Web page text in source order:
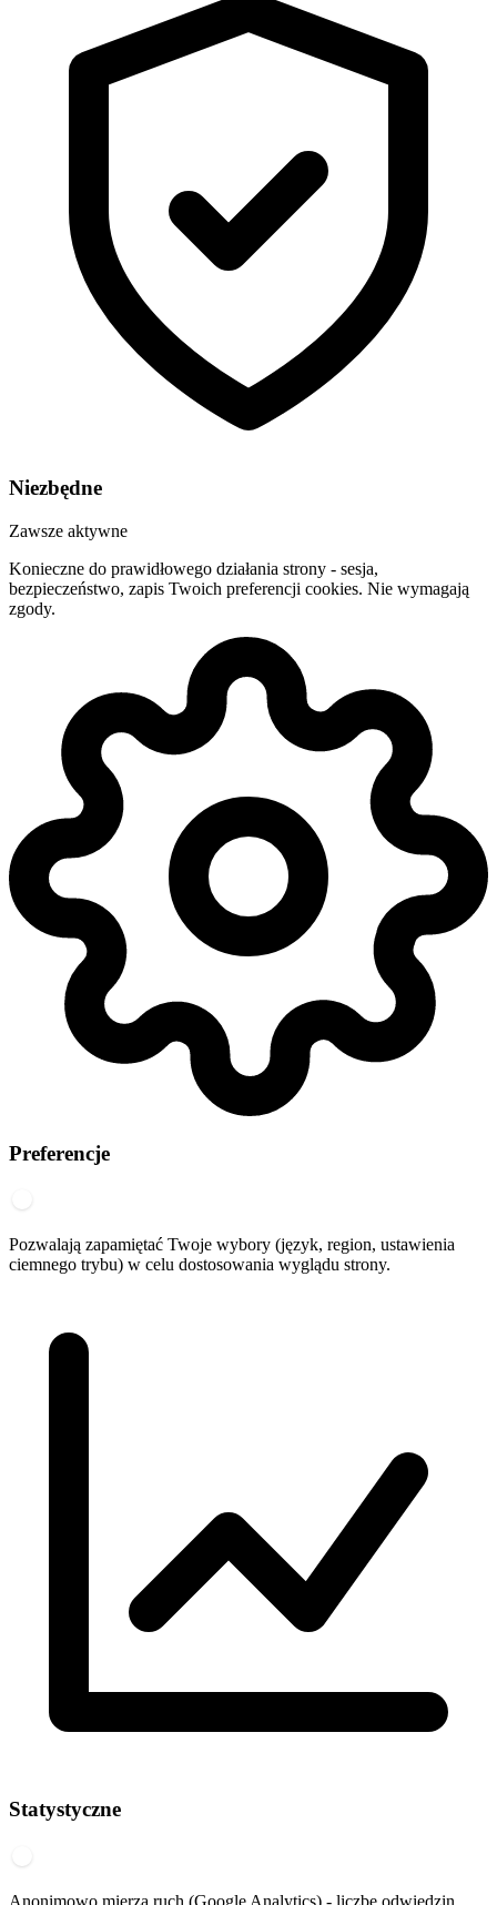
Niezbędne
Zawsze aktywne
Konieczne do prawidłowego działania strony - sesja,
bezpieczeństwo, zapis Twoich preferencji cookies. Nie wymagają
zgody.
Preferencje
Pozwalają zapamiętać Twoje wybory (język, region, ustawienia
ciemnego trybu) w celu dostosowania wyglądu strony.
Statystyczne
Anonimowo mierzą ruch (Google Analytics) - liczbę odwiedzin,